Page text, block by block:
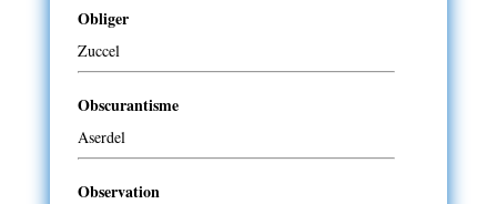
Obliger
Zuccel
Obscurantisme
Aserdel
Observation